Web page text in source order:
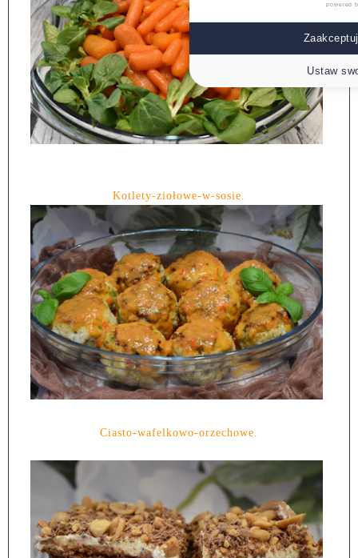
Kotlety-ziołowe-w-sosie.
Ciasto-wafelkowo-orzechowe.
powered
Ustaw